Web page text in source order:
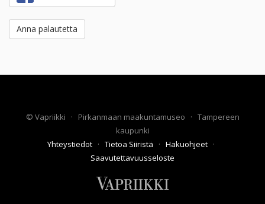
Anna palautetta
© Vapriikki · Pirkanmaan maakuntamuseo · Tampereen
kaupunki
Yhteystiedot · Tietoa Siiristä · Hakuohjeet ·
Saavutettavuusseloste